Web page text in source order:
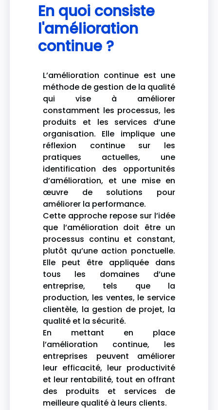
En quoi consiste
l'amélioration
continue ?
L’amélioration continue est une
méthode de gestion de la qualité
qui vise à améliorer
constamment les processus, les
produits et les services d’une
organisation. Elle implique une
réflexion continue sur les
pratiques actuelles, une
identification des opportunités
d’amélioration, et une mise en
œuvre de solutions pour
améliorer la performance.
Cette approche repose sur l’idée
que l’amélioration doit être un
processus continu et constant,
plutôt qu’une action ponctuelle.
Elle peut être appliquée dans
tous les domaines d’une
entreprise, tels que la
production, les ventes, le service
clientèle, la gestion de projet, la
qualité et la sécurité.
En mettant en place
l’amélioration continue, les
entreprises peuvent améliorer
leur efficacité, leur productivité
et leur rentabilité, tout en offrant
des produits et services de
meilleure qualité à leurs clients.